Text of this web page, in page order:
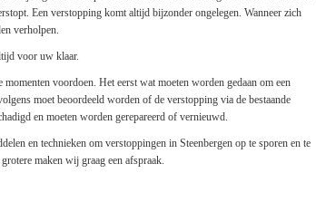
Een verstopping komt altijd bijzonder ongelegen. Wanneer zich
verholpen.
voor uw klaar.
voordoen. Het eerst wat moeten worden gedaan om een
moet beoordeeld worden of de verstopping via de bestaande
en moeten worden gerepareerd of vernieuwd.
en technieken om verstoppingen in Steenbergen op te sporen en te
maken wij graag een afspraak.